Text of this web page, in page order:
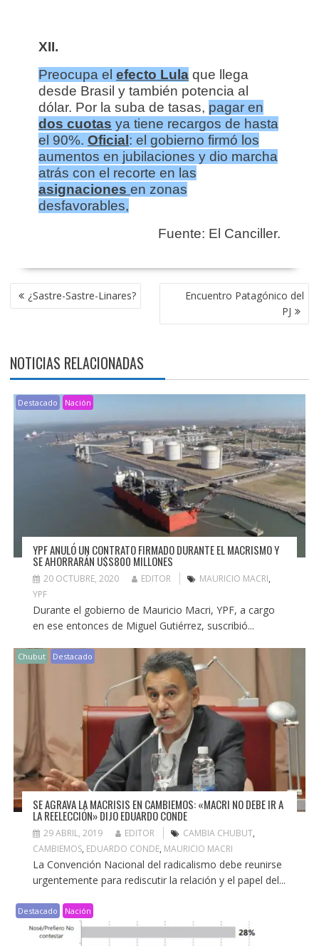
XII.
Preocupa el efecto Lulaque llega
desde Brasil y también potencia al
dólar. Por la suba de tasas, pagar en
dos cuotas ya tiene recargos de hasta
el 90%. Oficial: el gobierno firmó los
aumentos en jubilaciones y dio marcha
atrás con el recorte en las
asignaciones en zonas
desfavorables,
Fuente: El Canciller.
NAVEGACIÓN
DE ¿Sastre-Sastre-Linares?
Encuentro Patagónico del
PJ
NOTICIAS RELACIONADAS
Destacado Nación
YPF ANULÓ UN CONTRATO FIRMADO DURANTE EL MACRISMO Y
SE AHORRARÁN U$S800 MILLONES
20 OCTUBRE, 2020 EDITOR MAURICIO MACRI,
YPF
Durante el gobierno de Mauricio Macri, YPF, a cargo
en ese entonces de Miguel Gutiérrez, suscribió...
Chubut Destacado
SE AGRAVA LA MACRISIS EN CAMBIEMOS: «MACRI NO DEBE IR A
LA REELECCIÓN» DIJO EDUARDO CONDE
29 ABRIL, 2019 EDITOR CAMBIA CHUBUT,
CAMBIEMOS, EDUARDO CONDE, MAURICIO MACRI
La Convención Nacional del radicalismo debe reunirse
urgentemente para rediscutir la relación y el papel del...
Destacado Nación